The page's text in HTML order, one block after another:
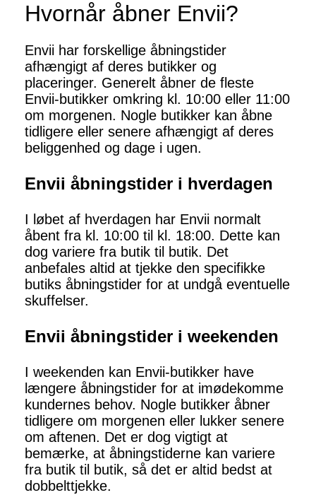
Hvornår åbner Envii?
Envii har forskellige åbningstider
afhængigt af deres butikker og
placeringer. Generelt åbner de fleste
Envii-butikker omkring kl. 10:00 eller 11:00
om morgenen. Nogle butikker kan åbne
tidligere eller senere afhængigt af deres
beliggenhed og dage i ugen.
Envii åbningstider i hverdagen
I løbet af hverdagen har Envii normalt
åbent fra kl. 10:00 til kl. 18:00. Dette kan
dog variere fra butik til butik. Det
anbefales altid at tjekke den specifikke
butiks åbningstider for at undgå eventuelle
skuffelser.
Envii åbningstider i weekenden
I weekenden kan Envii-butikker have
længere åbningstider for at imødekomme
kundernes behov. Nogle butikker åbner
tidligere om morgenen eller lukker senere
om aftenen. Det er dog vigtigt at
bemærke, at åbningstiderne kan variere
fra butik til butik, så det er altid bedst at
dobbelttjekke.